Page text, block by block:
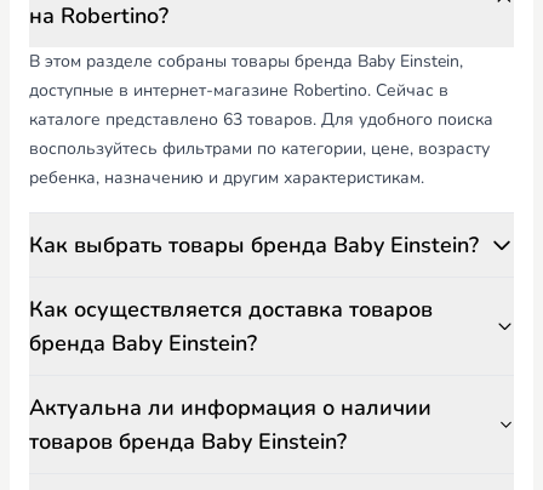
на Robertino?
В этом разделе собраны товары бренда Baby Einstein,
доступные в интернет-магазине Robertino. Сейчас в
каталоге представлено 63 товаров. Для удобного поиска
воспользуйтесь фильтрами по категории, цене, возрасту
ребенка, назначению и другим характеристикам.
Как выбрать товары бренда Baby Einstein?
Как осуществляется доставка товаров
бренда Baby Einstein?
Актуальна ли информация о наличии
товаров бренда Baby Einstein?